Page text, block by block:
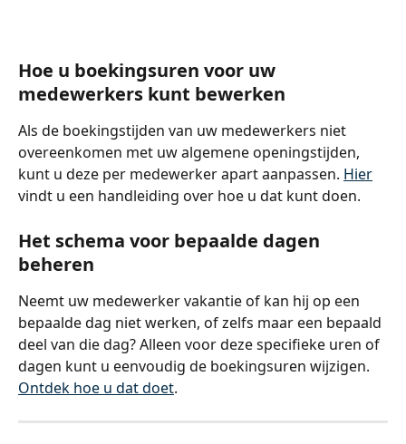
Hoe u boekingsuren voor uw
medewerkers kunt bewerken
Als de boekingstijden van uw medewerkers niet
overeenkomen met uw algemene openingstijden,
kunt u deze per medewerker apart aanpassen. Hier
vindt u een handleiding over hoe u dat kunt doen.
Het schema voor bepaalde dagen
beheren
Neemt uw medewerker vakantie of kan hij op een
bepaalde dag niet werken, of zelfs maar een bepaald
deel van die dag? Alleen voor deze specifieke uren of
dagen kunt u eenvoudig de boekingsuren wijzigen.
Ontdek hoe u dat doet.